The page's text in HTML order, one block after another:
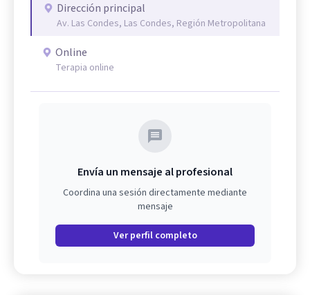
Dirección principal
Av. Las Condes, Las Condes, Región Metropolitana
Online
Terapia online
Envía un mensaje al profesional
Coordina una sesión directamente mediante
mensaje
Ver perfil completo